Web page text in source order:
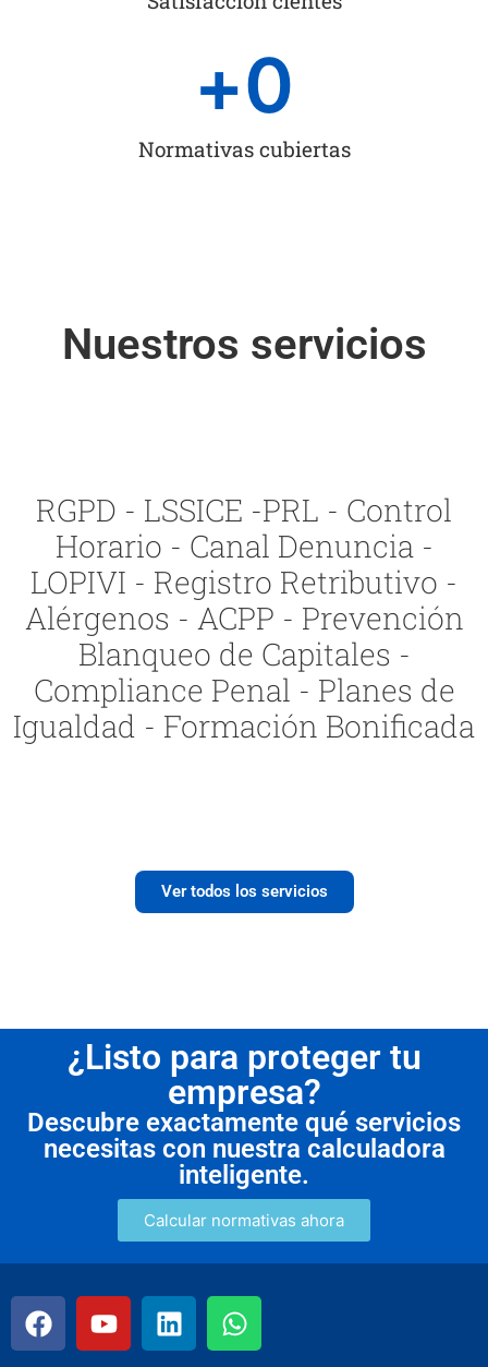
Normativas cubiertas
+0
Nuestros servicios
RGPD - LSSICE -PRL - Control
Horario - Canal Denuncia -
LOPIVI - Registro Retributivo -
Alérgenos - ACPP - Prevención
Blanqueo de Capitales -
Compliance Penal - Planes de
Igualdad - Formación Bonificada
Ver todos los servicios
¿Listo para proteger tu
empresa?
Descubre exactamente qué servicios
necesitas con nuestra calculadora
inteligente.
Calcular normativas ahora